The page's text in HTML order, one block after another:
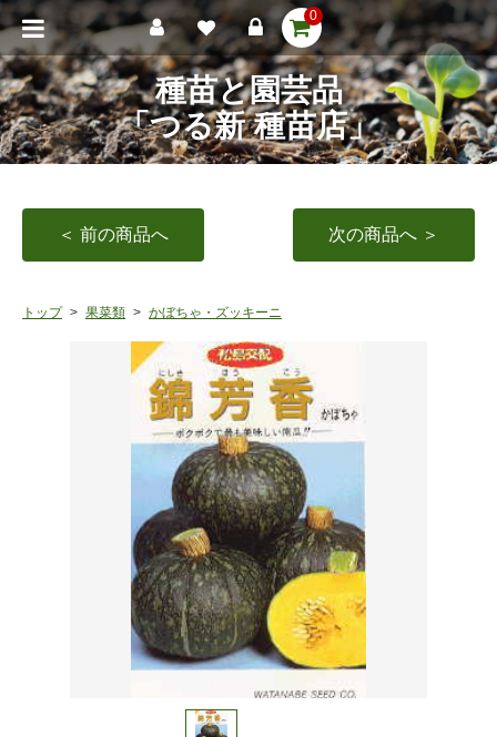
0
種苗と園芸品
「つる新 種苗店」
＜ 前の商品へ 次の商品へ ＞
トップ 果菜類 かぼちゃ・ズッキーニ